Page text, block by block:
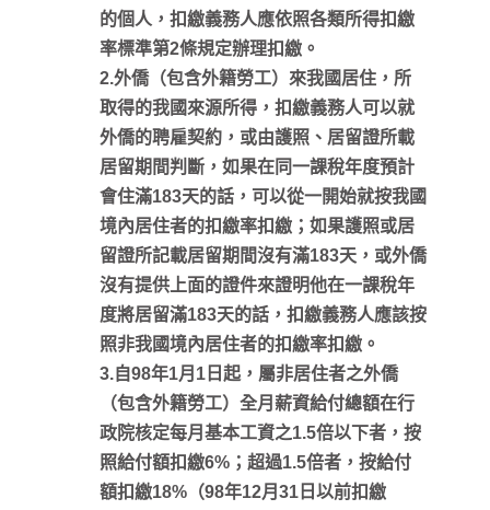
的個人，扣繳義務人應依照各類所得扣繳
率標準第2條規定辦理扣繳。
2.外僑（包含外籍勞工）來我國居住，所
取得的我國來源所得，扣繳義務人可以就
外僑的聘雇契約，或由護照、居留證所載
居留期間判斷，如果在同一課稅年度預計
會住滿183天的話，可以從一開始就按我國
境內居住者的扣繳率扣繳；如果護照或居
留證所記載居留期間沒有滿183天，或外僑
沒有提供上面的證件來證明他在一課稅年
度將居留滿183天的話，扣繳義務人應該按
照非我國境內居住者的扣繳率扣繳。
3.自98年1月1日起，屬非居住者之外僑
（包含外籍勞工）全月薪資給付總額在行
政院核定每月基本工資之1.5倍以下者，按
照給付額扣繳6%；超過1.5倍者，按給付
額扣繳18%（98年12月31日以前扣繳